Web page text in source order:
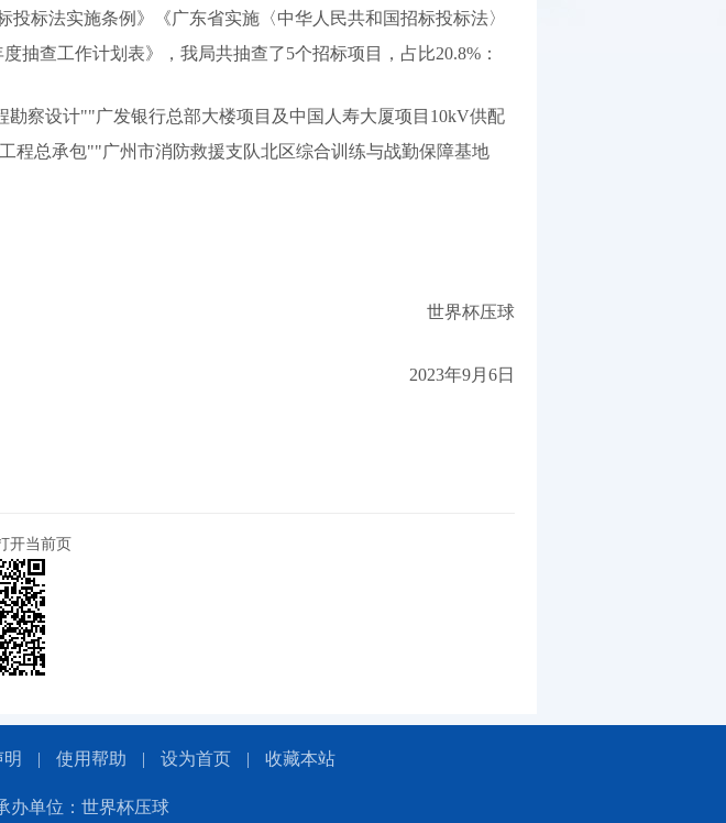
标法实施条例》《广东省实施〈中华人民共和国招标投标法〉
抽查工作计划表》，我局共抽查了5个招标项目，占比20.8%：
察设计""广发银行总部大楼项目及中国人寿大厦项目10kV供配
程总承包""广州市消防救援支队北区综合训练与战勤保障基地
世界杯压球
2023年9月6日
开当前页
明 | 使用帮助 | 设为首页 | 收藏本站
办单位：世界杯压球